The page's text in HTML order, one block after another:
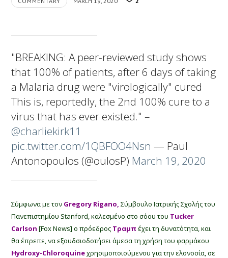
"BREAKING: A peer-reviewed study shows
that 100% of patients, after 6 days of taking
a Malaria drug were "virologically" cured
This is, reportedly, the 2nd 100% cure to a
virus that has ever existed." –
@charliekirk11
pic.twitter.com/1QBFOO4Nsn — Paul
Antonopoulos (@oulosP) March 19, 2020
Σύμφωνα με τον Gregory Rigano, Σύμβουλο Ιατρικής Σχολής του
Πανεπιστημίου Stanford, καλεσμένο στο σόου του Tucker
Carlson [Fox News] ο πρόεδρος Τραμπ έχει τη δυνατότητα, και
θα έπρεπε, να εξουδσιοδοτήσει άμεσα τη χρήση του φαρμάκου
Hydroxy-Chloroquineχρησιμοποιούμενου για την ελονοσία, σε